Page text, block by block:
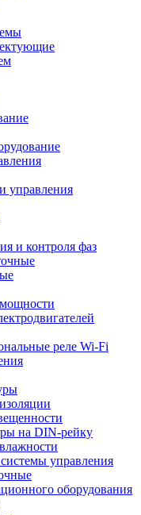
управления
и контроля фаз
реле Wi-Fi
на DIN-рейку
управления
оборудования